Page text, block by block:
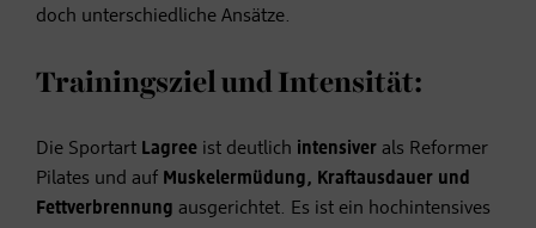
doch unterschiedliche Ansätze.
Trainingsziel und Intensität:
Die Sportart Lagree ist deutlich intensiver als Reformer
Pilates und auf Muskelermüdung, Kraftausdauer und
Fettverbrennung ausgerichtet. Es ist ein hochintensives